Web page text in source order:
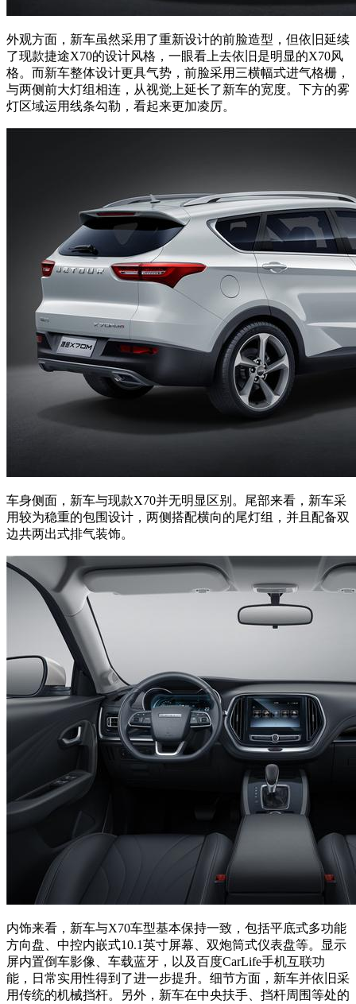
外观方面，新车虽然采用了重新设计的前脸造型，但依旧延续
了现款捷途X70的设计风格，一眼看上去依旧是明显的X70风
格。而新车整体设计更具气势，前脸采用三横幅式进气格栅，
与两侧前大灯组相连，从视觉上延长了新车的宽度。下方的雾
灯区域运用线条勾勒，看起来更加凌厉。
车身侧面，新车与现款X70并无明显区别。尾部来看，新车采
用较为稳重的包围设计，两侧搭配横向的尾灯组，并且配备双
边共两出式排气装饰。
内饰来看，新车与X70车型基本保持一致，包括平底式多功能
方向盘、中控内嵌式10.1英寸屏幕、双炮筒式仪表盘等。显示
屏内置倒车影像、车载蓝牙，以及百度CarLife手机互联功
能，日常实用性得到了进一步提升。细节方面，新车并依旧采
用传统的机械挡杆。另外，新车在中央扶手、挡杆周围等处的